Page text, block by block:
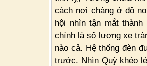
cách nơi chàng ở độ
hội nhìn tận mắt
chính là số lượng xe
nào cả. Hệ thống đèn
trước. Nhìn Quỳ khéo